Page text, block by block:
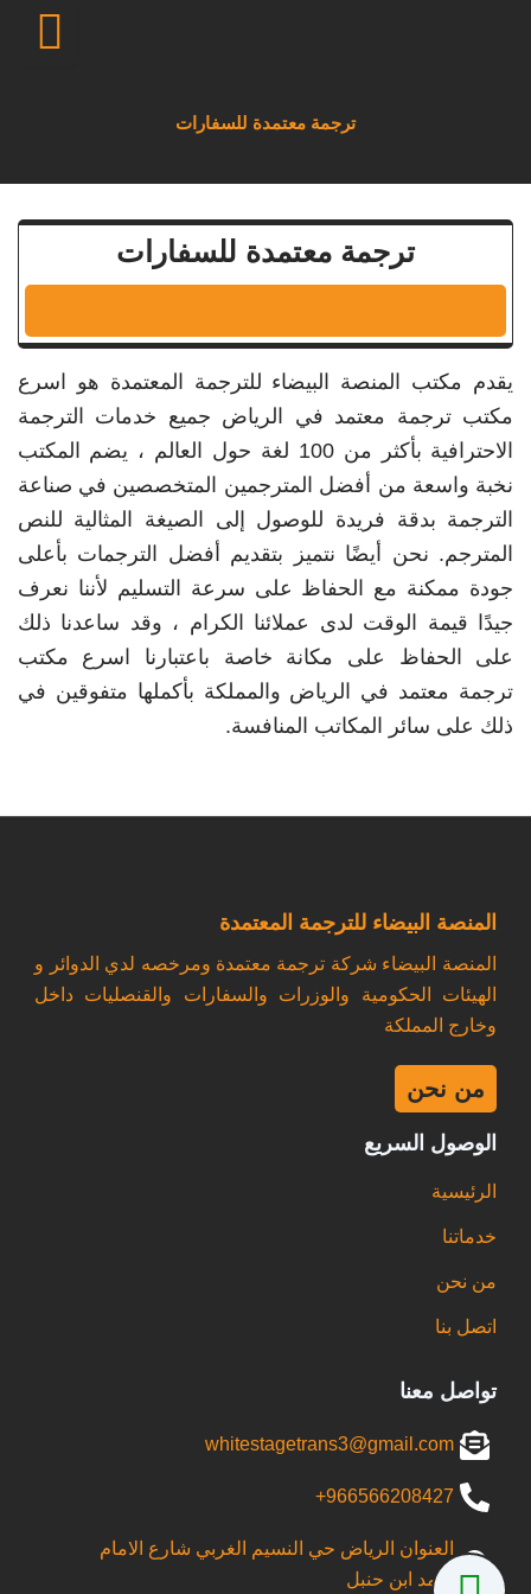
ترجمة معتمدة للسفارات
ترجمة معتمدة للسفارات
يقدم مكتب المنصة البيضاء للترجمة المعتمدة هو اسرع
مكتب ترجمة معتمد في الرياض جميع خدمات الترجمة
الاحترافية بأكثر من 100 لغة حول العالم ، يضم المكتب
نخبة واسعة من أفضل المترجمين المتخصصين في صناعة
الترجمة بدقة فريدة للوصول إلى الصيغة المثالية للنص
المترجم. نحن أيضًا نتميز بتقديم أفضل الترجمات بأعلى
جودة ممكنة مع الحفاظ على سرعة التسليم لأننا نعرف
جيدًا قيمة الوقت لدى عملائنا الكرام ، وقد ساعدنا ذلك
على الحفاظ على مكانة خاصة باعتبارنا اسرع مكتب
ترجمة معتمد في الرياض والمملكة بأكملها متفوقين في
ذلك على سائر المكاتب المنافسة.
المنصة البيضاء للترجمة المعتمدة
المنصة البيضاء شركة ترجمة معتمدة ومرخصه لدي الدوائر و
الهيئات الحكومية والوزرات والسفارات والقنصليات داخل
وخارج المملكة
من نحن
الوصول السريع
الرئيسية
خدماتنا
من نحن
اتصل بنا
تواصل معنا
whitestagetrans3@gmail.com
966566208427+
العنوان الرياض حي النسيم الغربي شارع الامام
احمد ابن حنبل